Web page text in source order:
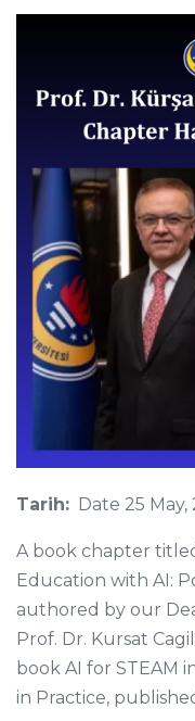
Tarih: Date 25
A book chapter
Education with AI:
authored by our
Prof. Dr. Kursat
book AI for STEAM
in Practice,